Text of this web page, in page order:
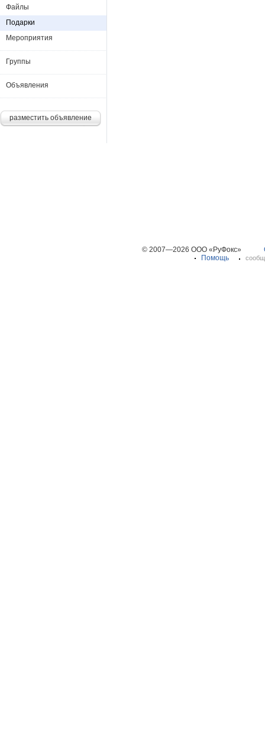
Файлы
Подарки
Мероприятия
Группы
Объявления
разместить объявление
© 2007—2026 ООО «РуФокс»
Помощь